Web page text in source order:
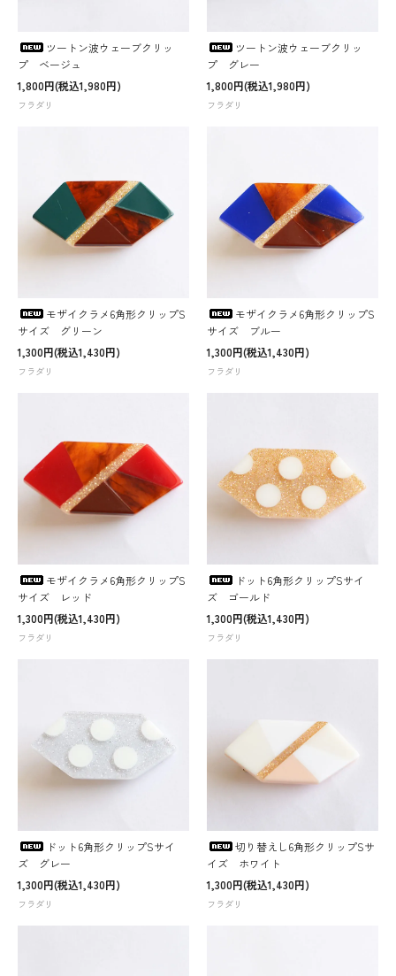
ツートン波ウェーブクリッ
プ ベージュ
1,800円(税込1,980円)
フラダリ
ツートン波ウェーブクリッ
プ グレー
1,800円(税込1,980円)
フラダリ
モザイクラメ6角形クリップS
サイズ グリーン
1,300円(税込1,430円)
フラダリ
モザイクラメ6角形クリップS
サイズ ブルー
1,300円(税込1,430円)
フラダリ
モザイクラメ6角形クリップS
サイズ レッド
1,300円(税込1,430円)
フラダリ
ドット6角形クリップSサイ
ズ ゴールド
1,300円(税込1,430円)
フラダリ
ドット6角形クリップSサイ
ズ グレー
1,300円(税込1,430円)
フラダリ
切り替えし6角形クリップSサ
イズ ホワイト
1,300円(税込1,430円)
フラダリ